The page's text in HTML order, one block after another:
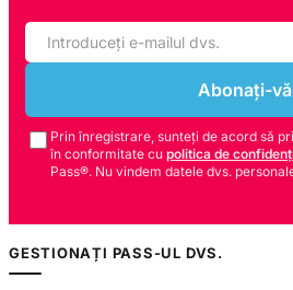
Abonați-vă
Prin înregistrare, sunteți de acord să
în conformitate cu politica de
Pass®. Nu vindem datele dvs.
GESTIONAȚI PASS-UL DVS.